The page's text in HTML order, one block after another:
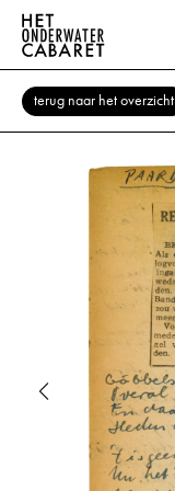
terug naar het overzicht